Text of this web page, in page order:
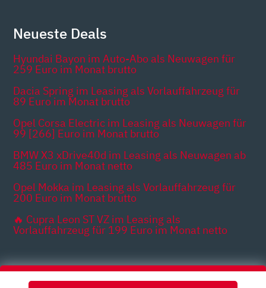
Neueste Deals
Hyundai Bayon im Auto-Abo als Neuwagen für
259 Euro im Monat brutto
Dacia Spring im Leasing als Vorlauffahrzeug für
89 Euro im Monat brutto
Opel Corsa Electric im Leasing als Neuwagen für
99 [266] Euro im Monat brutto
BMW X3 xDrive40d im Leasing als Neuwagen ab
485 Euro im Monat netto
Opel Mokka im Leasing als Vorlauffahrzeug für
200 Euro im Monat brutto
🔥 Cupra Leon ST VZ im Leasing als
Vorlauffahrzeug für 199 Euro im Monat netto